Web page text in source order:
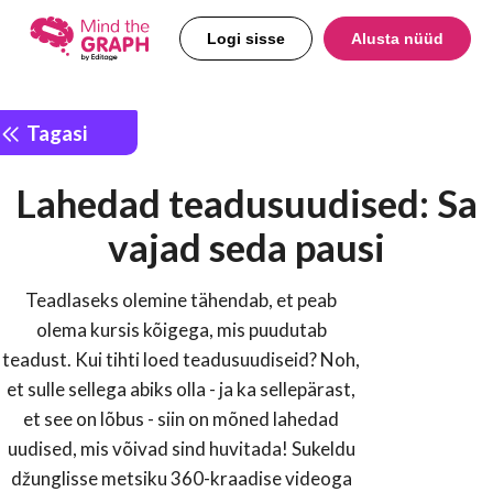
Logi sisse Alusta nüüd
Tagasi
Lahedad teadusuudised: Sa
vajad seda pausi
Teadlaseks olemine tähendab, et peab
olema kursis kõigega, mis puudutab
teadust. Kui tihti loed teadusuudiseid? Noh,
et sulle sellega abiks olla - ja ka sellepärast,
et see on lõbus - siin on mõned lahedad
uudised, mis võivad sind huvitada! Sukeldu
džunglisse metsiku 360-kraadise videoga